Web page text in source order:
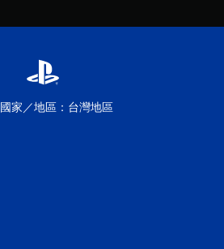
國家／地區：台灣地區